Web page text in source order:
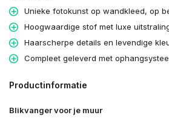
Unieke fotokunst op wandkleed, op
Hoogwaardige stof met luxe
Haarscherpe details en levendige
Compleet geleverd met
Productinformatie
Blikvanger voor je muur